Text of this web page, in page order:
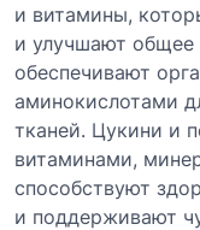
и витамины,
и улучшают общее
обеспечивают
аминокислотами
тканей. Цукини и
витаминами,
способствуют
и поддерживают